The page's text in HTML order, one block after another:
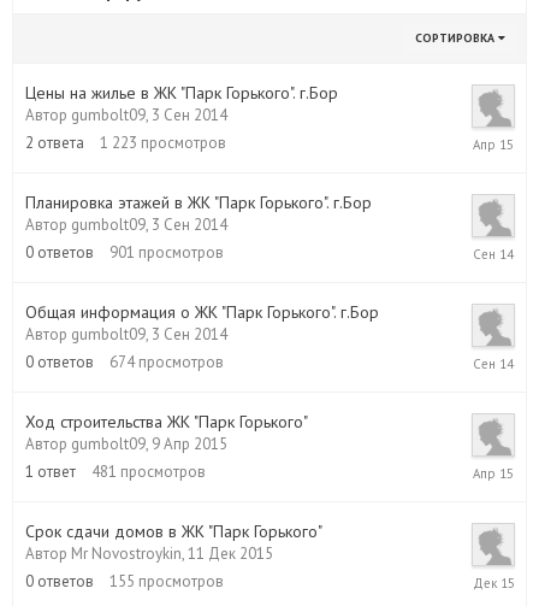
СОРТИРОВКА
Цены на жилье в ЖК "Парк Горького". г.Бор
Автор gumbolt09, 3 Сен 2014
2 ответа 1 223 просмотров
21
Апр
Планировка этажей в ЖК "Парк Горького". г.Бор
Автор gumbolt09, 3 Сен 2014
0 ответов 901 просмотров
3
Общая информация о ЖК "Парк Горького". г.Бор
Автор gumbolt09, 3 Сен 2014
0 ответов 674 просмотров
3
Ход строительства ЖК "Парк Горького"
Автор gumbolt09, 9 Апр 2015
1 ответ 481 просмотров
9
Апр
Срок сдачи домов в ЖК "Парк Горького"
Автор Mr Novostroykin,11 Дек 2015
0 ответов 155 просмотров
11
Дек